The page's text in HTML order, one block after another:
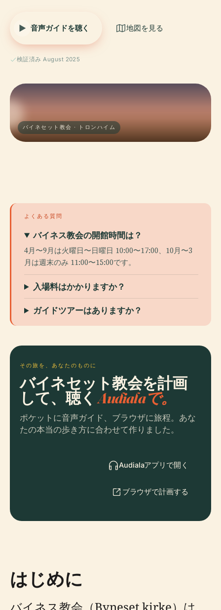
音声ガイドを聴く 地図を見る
検証済み August 2025
バイネセット教会 · トロンハイム
よくある質問
バイネス教会の開館時間は？
4月〜9月は火曜日〜日曜日 10:00〜17:00、10月〜3
月は週末のみ 11:00〜15:00です。
入場料はかかりますか？
ガイドツアーはありますか？
その旅を、あなたのものに
バイネセット教会を計画
して、聴くAudialaで。
ポケットに音声ガイド、ブラウザに旅程。あな
たの本当の歩き方に合わせて作りました。
Audialaアプリで開く
ブラウザで計画する
はじめに